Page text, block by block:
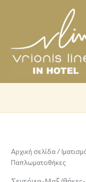
Αρχική σελίδα /
Παπλωματοθήκες